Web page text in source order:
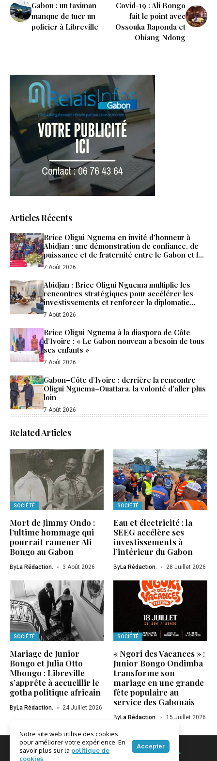
Gabon : un taximan
manque de tuer un
policier à Libreville
Covid-19 : Ali Bongo
fait le point avec
Ossouka Raponda et
Obiang Ndong
Articles Récents
Brice Oligui Nguema en invité d’honneur à
Abidjan : une démonstration de confiance, de
puissance et de fraternité entre le Gabon et la
Côte d’Ivoire
7 Août 2026
Abidjan : Brice Oligui Nguema multiplie les
rencontres stratégiques pour accélérer les
investissements et renforcer la diplomatie
économique du Gabon
7 Août 2026
Brice Oligui Nguema à la diaspora de Côte
d’Ivoire : « Le Gabon nouveau a besoin de tous
ses enfants »
7 Août 2026
Gabon–Côte d’Ivoire : derrière la rencontre
Oligui Nguema–Ouattara, la volonté d’aller plus
loin
7 Août 2026
Related Articles
SOCIÉTÉ
Mort de Jimmy Ondo :
l’ultime hommage qui
pourrait ramener Ali
Bongo au Gabon
ByLa Rédaction. 3 Août 2026
SOCIÉTÉ
Eau et électricité : la
SEEG accélère ses
investissements à
l’intérieur du Gabon
ByLa Rédaction. 28 Juillet 2026
SOCIÉTÉ
Mariage de Junior
Bongo et Julia Otto
Mbongo : Libreville
s’apprête à accueillir le
gotha politique africain
ByLa Rédaction. 24 Juillet 2026
SOCIÉTÉ
« Ngori des Vacances » :
Junior Bongo Ondimba
transforme son
mariage en une grande
fête populaire au
service des Gabonais
ByLa Rédaction. 15 Juillet 2026
Notre site web utilise des cookies
pour améliorer votre expérience. En
savoir plus sur la politique de
cookies
Accepter